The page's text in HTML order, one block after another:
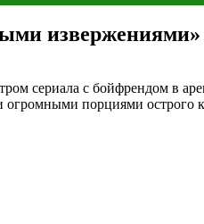
извержениями»
сериала с бойфрендом в
порциями острого